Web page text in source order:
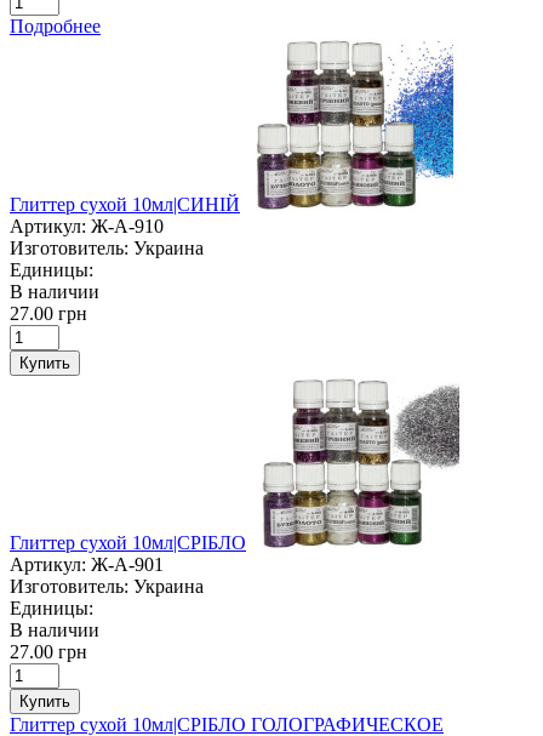
Подробнее
Глиттер сухой 10мл|СИНІЙ
Артикул: Ж-А-910
Изготовитель: Украина
Единицы:
В наличии
27.00 грн
Купить
Глиттер сухой 10мл|СРІБЛО
Артикул: Ж-А-901
Изготовитель: Украина
Единицы:
В наличии
27.00 грн
Купить
Глиттер сухой 10мл|СРІБЛО ГОЛОГРАФИЧЕСКОЕ